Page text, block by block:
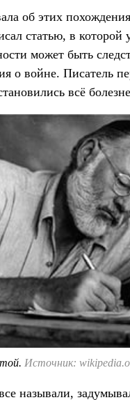
об этих
статью, в
может быть
о войне. Писатель
всё
Источник:
называли,